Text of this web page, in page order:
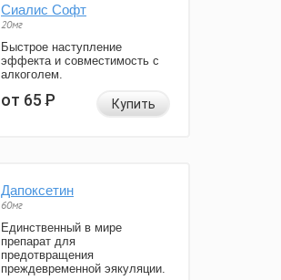
Сиалис Софт
20мг
Быстрое наступление
эффекта и совместимость с
алкоголем.
от 65Р Купить
Дапоксетин
60мг
Единственный в мире
препарат для
предотвращения
преждевременной эякуляции.